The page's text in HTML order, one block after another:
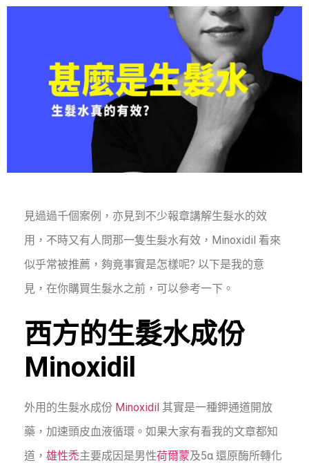
見過過千個案例，亦見到不少報章講解生髮水的效
用，不時又有人問那一隻生髮水有效，Minoxidil 看來
似乎常被推薦，夠竟事實是怎樣呢? 以下是我的意
見，在你購買生髮水之前，可以參考一下。
西方的生髮水成份
Minoxidil
外用的生髮水成份 Minoxidil 其實是一種鉀通道開放
藥，加速頭皮血液循環。如果大家有看我的文章都知
道， 雄性禿主要成因是男性荷爾蒙及5α 還原酶所轉化